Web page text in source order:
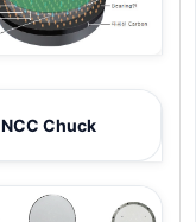
NCC Chuck